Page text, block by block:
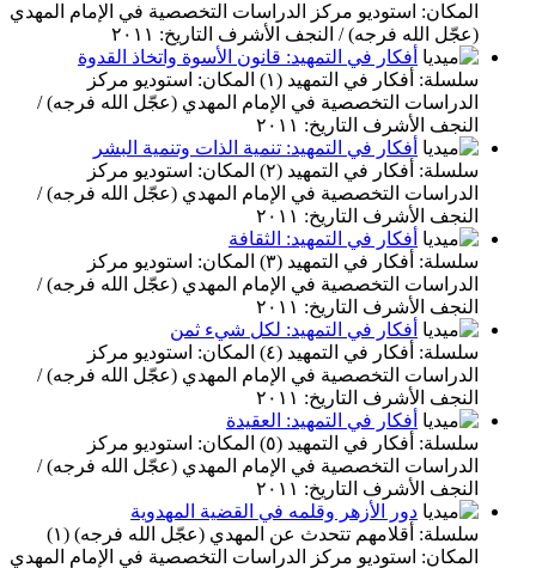
المكان: استوديو مركز الدراسات التخصصية في الإمام المهدي
(عجّل الله فرجه) / النجف الأشرف التاريخ: ٢٠١١
أفكار في التمهيد: قانون الأسوة واتخاذ القدوة
سلسلة: أفكار في التمهيد (١) المكان: استوديو مركز
الدراسات التخصصية في الإمام المهدي (عجّل الله فرجه) /
النجف الأشرف التاريخ: ٢٠١١
أفكار في التمهيد: تنمية الذات وتنمية البشر
سلسلة: أفكار في التمهيد (٢) المكان: استوديو مركز
الدراسات التخصصية في الإمام المهدي (عجّل الله فرجه) /
النجف الأشرف التاريخ: ٢٠١١
أفكار في التمهيد: الثقافة
سلسلة: أفكار في التمهيد (٣) المكان: استوديو مركز
الدراسات التخصصية في الإمام المهدي (عجّل الله فرجه) /
النجف الأشرف التاريخ: ٢٠١١
أفكار في التمهيد: لكل شيء ثمن
سلسلة: أفكار في التمهيد (٤) المكان: استوديو مركز
الدراسات التخصصية في الإمام المهدي (عجّل الله فرجه) /
النجف الأشرف التاريخ: ٢٠١١
أفكار في التمهيد: العقيدة
سلسلة: أفكار في التمهيد (٥) المكان: استوديو مركز
الدراسات التخصصية في الإمام المهدي (عجّل الله فرجه) /
النجف الأشرف التاريخ: ٢٠١١
دور الأزهر وقلمه في القضية المهدوية
سلسلة: أقلامهم تتحدث عن المهدي (عجّل الله فرجه) (١)
المكان: استوديو مركز الدراسات التخصصية في الإمام المهدي